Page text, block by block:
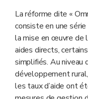
La réforme dite «
consiste en une
la mise en œuvre de
aides directs,
simplifiés. Au niveau
développement
les taux d’aide ont